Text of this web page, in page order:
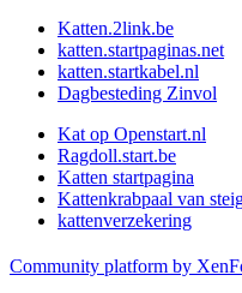
Katten.2link.be
katten.startpaginas.net
katten.startkabel.nl
Dagbesteding Zinvol
Kat op Openstart.nl
Ragdoll.start.be
Katten startpagina
Kattenkrabpaal van
kattenverzekering
Community platform by